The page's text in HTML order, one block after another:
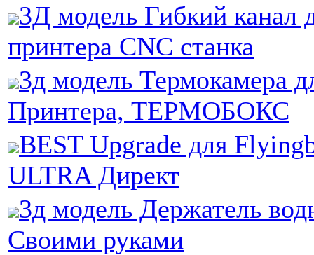
3Д модель Гибкий канал
принтера СNC станка
3д модель Термокамера
Принтера, ТЕРМОБОКС
BEST Upgrade для
ULTRA Директ
3д модель Держатель
Своими руками